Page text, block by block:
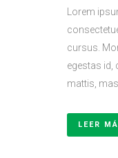
Lorem
cursus.
egestas id,
mattis,
LEER